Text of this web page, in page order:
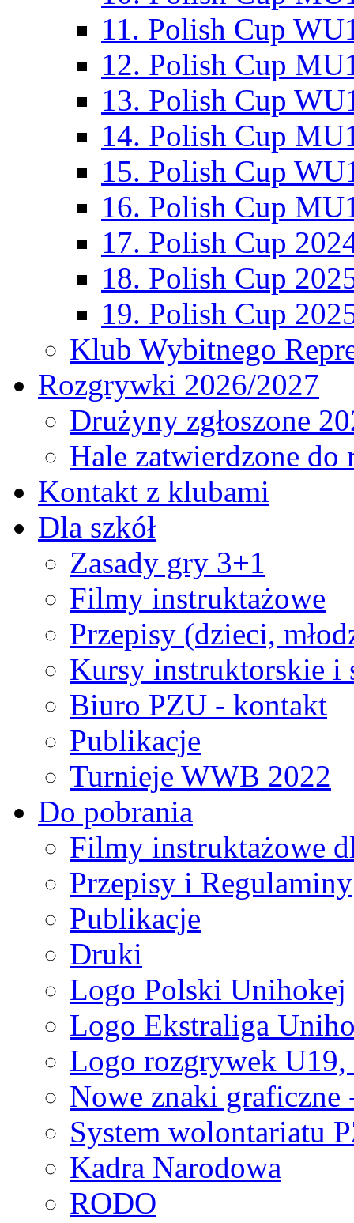
11. Polish Cup
12. Polish Cup
13. Polish Cup
14. Polish Cup
15. Polish Cup
16. Polish Cup
17. Polish Cup
18. Polish Cup
19. Polish Cup
Klub Wybitnego
Rozgrywki 2026/2027
Drużyny zgłoszone
Hale zatwierdzone
Kontakt z klubami
Dla szkół
Zasady gry 3+1
Filmy instruktażowe
Przepisy (dzieci,
Kursy instruktorskie i
Biuro PZU - kontakt
Publikacje
Turnieje WWB 2022
Do pobrania
Filmy instruktażowe
Przepisy i Regulaminy
Publikacje
Druki
Logo Polski Unihokej
Logo Ekstraliga
Logo rozgrywek
Nowe znaki graficzne
System wolontariatu
Kadra Narodowa
RODO